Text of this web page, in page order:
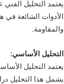
يعتمد التحليل الفني
والمقاومة.
التحليل الأساسي:
يعتمد التحليل
يشمل هذا التحليل